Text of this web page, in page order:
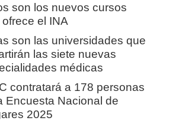
son los nuevos cursos
el INA
son las universidades que
las siete nuevas
médicas
contratará a 178 personas
Encuesta Nacional de
2025